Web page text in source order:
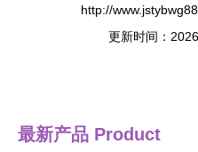
http://
更新时间：
最新产品 Product